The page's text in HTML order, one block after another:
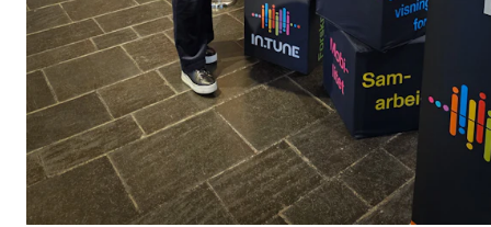
CERM
CREMAH
NordART
Prosjekter
Publikasjoner